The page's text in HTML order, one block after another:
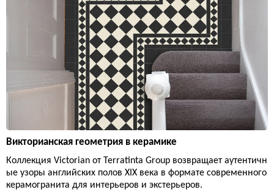
Викторианская геометрия в керамике
Коллекция Victorian от Terratinta Group возвращает аутентичн
ые узоры английских полов XIX века в формате современного
керамогранита для интерьеров и экстерьеров.